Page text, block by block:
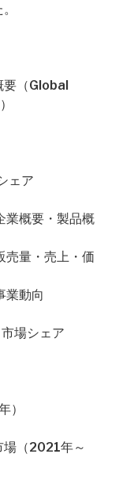
要（Global
ェア
概要・製品概
量・売上・価
業動向
場シェア
）
場（2021年～